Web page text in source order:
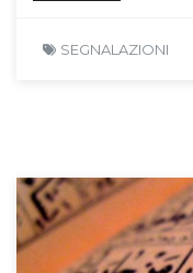
SEGNALAZIONI